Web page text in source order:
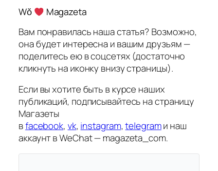
Wǒ
Magazeta
Вам понравилась наша статья? Возможно,
она будет интересна и вашим друзьям —
поделитесь ею в соцсетях (достаточно
кликнуть на иконку внизу страницы).
Если вы хотите быть в курсе наших
публикаций, подписывайтесь на страницу
Магазеты
вfacebook, vk, instagram,telegramи наш
аккаунт в WeChat — magazeta_com.